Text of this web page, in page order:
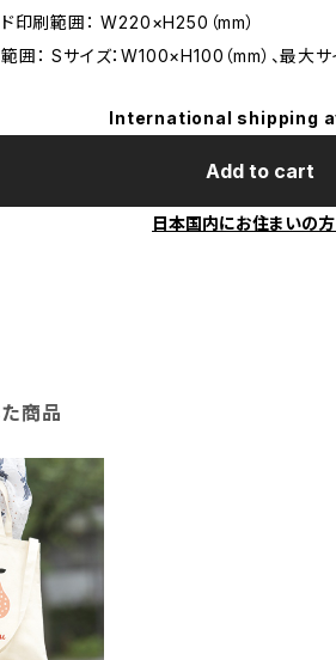
ド印刷範囲： W220×H250（mm）
囲： Sサイズ：W100×H100（mm）、最大
International shipping
Add to cart
日本国内にお住まいの
商品